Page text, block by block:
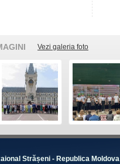
Vezi galeria foto
Strășeni - Republica Moldova